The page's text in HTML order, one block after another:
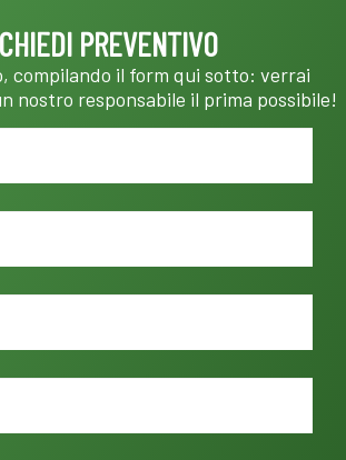
PREVENTIVO
compilando il form qui sotto: verrai
nostro responsabile il prima possibile!